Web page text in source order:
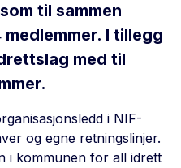
til sammen
I tillegg
med til
i NIF-
og egne retningslinjer.
i kommunen for all idrett